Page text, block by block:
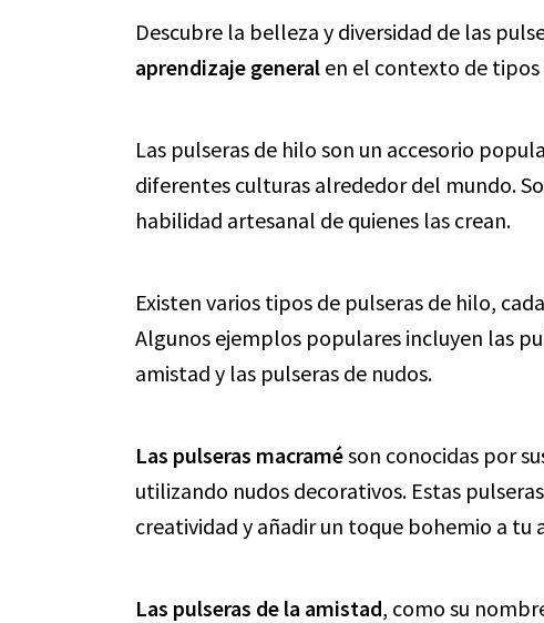
Descubre la belleza y diversidad de las
aprendizaje general en el contexto de
Las pulseras de hilo son un accesorio
diferentes culturas alrededor del mundo.
habilidad artesanal de quienes las crean.
Existen varios tipos de pulseras de hilo,
Algunos ejemplos populares incluyen las
amistad y las pulseras de nudos.
Las pulseras macraméson conocidas por
utilizando nudos decorativos. Estas
creatividad y añadir un toque bohemio a tu
Las pulseras de la amistad, como su